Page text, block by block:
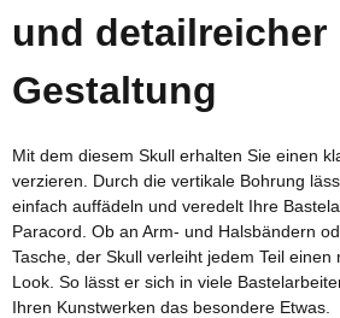
und detailreicher
Gestaltung
Mit dem diesem Skull erhalten Sie einen
verzieren. Durch die vertikale Bohrung
einfach auffädeln und veredelt Ihre
Paracord. Ob an Arm- und Halsbändern
Tasche, der Skull verleiht jedem Teil einen
Look. So lässt er sich in viele
Ihren Kunstwerken das besondere Etwas.